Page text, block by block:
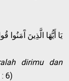
يَا أَيُّهَا الَّذِينَ آَمَنُوا
dirimu dan
: 6)